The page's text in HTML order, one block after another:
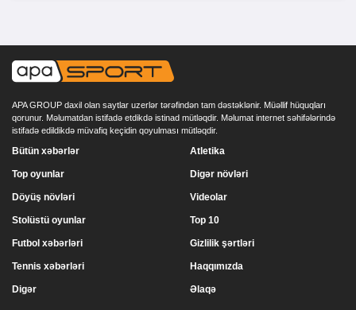
APA GROUP daxil olan saytlar uzerlər tərəfindən tam dəstəklənir. Müəllif hüquqları
qorunur. Məlumatdan istifadə etdikdə istinad mütləqdir. Məlumat internet səhifələrində
istifadə edildikdə müvafiq keçidin qoyulması mütləqdir.
Bütün xəbərlər
Top oyunlar
Döyüş növləri
Stolüstü oyunlar
Atletika
Digər növləri
Videolar
Top 10
Futbol xəbərləri
Tennis xəbərləri
Digər
Gizlilik şərtləri
Haqqımızda
Əlaqə